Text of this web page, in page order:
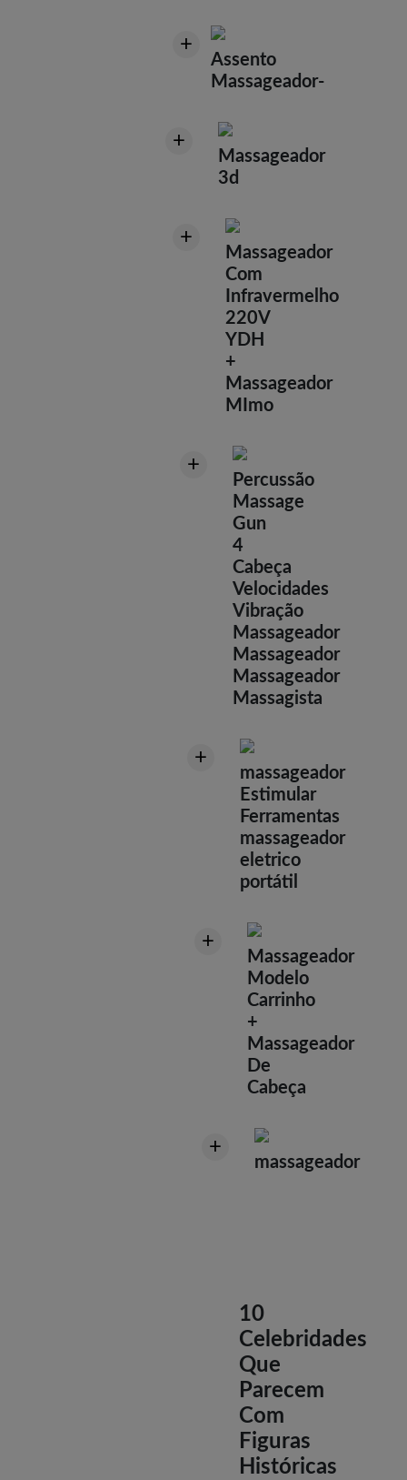
+
Assento
Massageador-
+
Massageador
3d
+
Massageador
Com
Infravermelho
220V
YDH
+
Massageador
MImo
+
Percussão
Massage
Gun
4
Cabeça
Velocidades
Vibração
Massageador
Massageador
Massageador
Massagista
+
massageador
Estimular
Ferramentas
massageador
eletrico
portátil
+
Massageador
Modelo
Carrinho
+
Massageador
De
Cabeça
+
massageador
10
Celebridades
Que
Parecem
Com
Figuras
Históricas